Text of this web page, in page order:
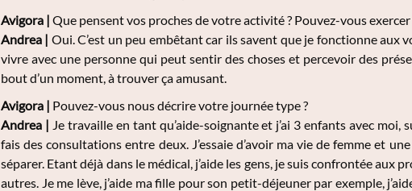
Avigora | Que pensent vos proches de votre activité ? Pouvez-vous
Andrea | Oui. C’est un peu embêtant car ils savent que je fonctionne aux
vivre avec une personne qui peut sentir des choses et percevoir des
bout d’un moment, à trouver ça amusant.
Avigora | Pouvez-vous nous décrire votre journée type ?
Andrea | Je travaille en tant qu’aide-soignante et j’ai 3 enfants avec moi,
fais des consultations entre deux. J’essaie d’avoir ma vie de femme et
séparer. Etant déjà dans le médical, j’aide les gens, je suis confrontée
autres. Je me lève, j’aide ma fille pour son petit-déjeuner par exemple,